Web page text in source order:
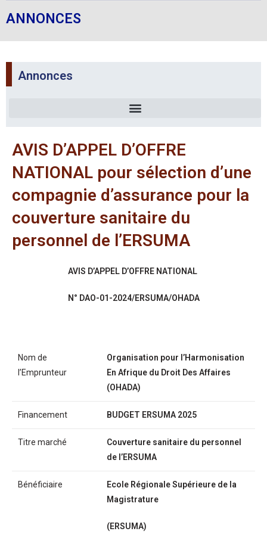
ANNONCES
Annonces
AVIS D’APPEL D’OFFRE
NATIONAL pour sélection d’une
compagnie d’assurance pour la
couverture sanitaire du
personnel de l’ERSUMA
AVIS D’APPEL D’OFFRE NATIONAL
N° DAO-01-2024/ERSUMA/OHADA
Nom de
l’Emprunteur
Organisation pour l’Harmonisation
En Afrique du Droit Des Affaires
(OHADA)
Financement BUDGET ERSUMA 2025
Titre marché
Couverture sanitaire du personnel
de l’ERSUMA
Bénéficiaire
Ecole Régionale Supérieure de la
Magistrature
(ERSUMA)